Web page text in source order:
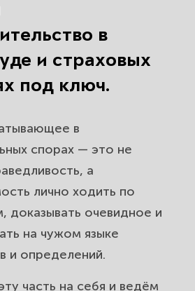
в
и страховых
под ключ.
в
спорах — это не
а
лично ходить по
доказывать очевидное и
на чужом языке
и определений.
часть на себя и ведём